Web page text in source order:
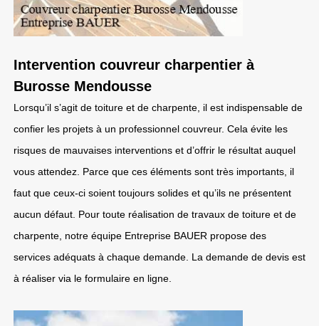
Intervention couvreur charpentier à
Burosse Mendousse
Lorsqu’il s’agit de toiture et de charpente, il est indispensable de
confier les projets à un professionnel couvreur. Cela évite les
risques de mauvaises interventions et d’offrir le résultat auquel
vous attendez. Parce que ces éléments sont très importants, il
faut que ceux-ci soient toujours solides et qu’ils ne présentent
aucun défaut. Pour toute réalisation de travaux de toiture et de
charpente, notre équipe Entreprise BAUER propose des
services adéquats à chaque demande. La demande de devis est
à réaliser via le formulaire en ligne.